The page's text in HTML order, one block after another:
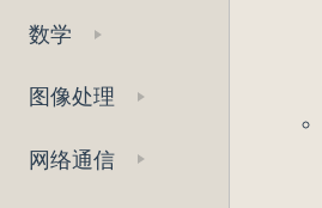
数学
图像处理
网络通信